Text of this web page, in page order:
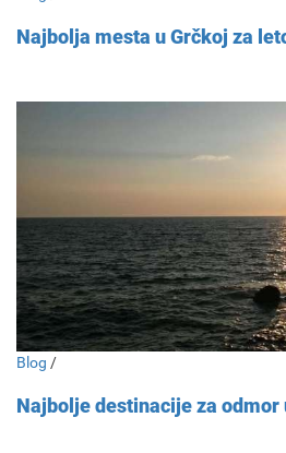
Najbolja mesta u Grčkoj za
Blog /
Najbolje destinacije za odmor